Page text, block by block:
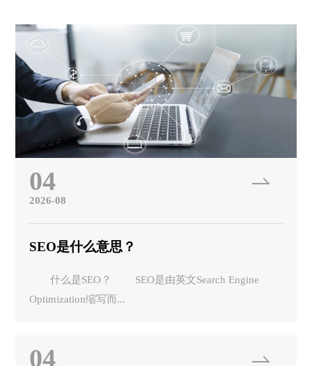
04
2026-08
SEO是什么意思？
什么是SEO？ SEO是由英文Search Engine
Optimization缩写而...
04